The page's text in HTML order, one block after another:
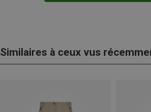
Similaires à ceux vus